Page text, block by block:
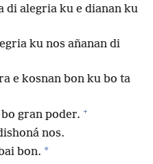
di alegria ku e dianan ku
ku nos añanan di
e kosnan bon ku bo ta
gran poder. +
nos.
bon. *